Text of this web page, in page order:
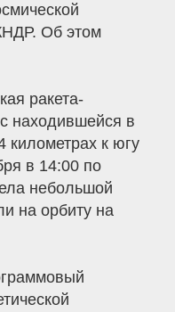
Об этом
ракета-
находившейся в
километрах к югу
в 14:00 по
небольшой
на орбиту на